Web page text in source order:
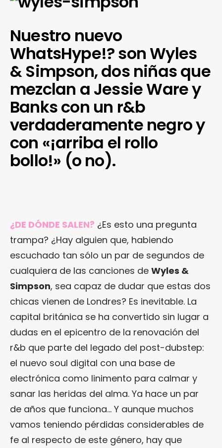
Nuestro nuevo
WhatsHype!? son Wyles
& Simpson, dos niñas que
mezclan a Jessie Ware y
Banks con un r&b
verdaderamente negro y
con «¡arriba el rollo
bollo!» (o no).
¿DE DÓNDE SALEN? ¿Es esto una pregunta
trampa? ¿Hay alguien que, habiendo
escuchado tan sólo un par de segundos de
cualquiera de las canciones de Wyles &
Simpson, sea capaz de dudar que estas dos
chicas vienen de Londres? Es inevitable. La
capital británica se ha convertido sin lugar a
dudas en el epicentro de la renovación del
r&b que parte del legado del post-dubstep:
el nuevo soul digital con una base de
electrónica como linimento para calmar y
sanar las heridas del alma. Ya hace un par
de años que funciona… Y aunque muchos
vamos teniendo pérdidas considerables de
fe al respecto de este género, hay que